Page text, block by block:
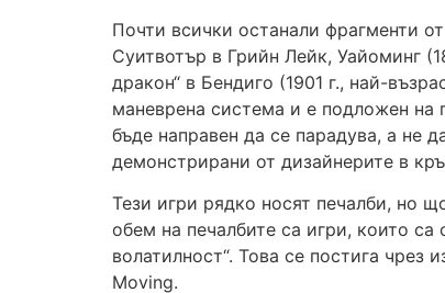
Почти всички останали фрагменти
Суитвотър в Грийн Лейк, Уайоминг
дракон“ в Бендиго (1901 г., най-
маневрена система и е подложен
бъде направен да се парадува, а не
демонстрирани от дизайнерите в
Тези игри рядко носят печалби, но
обем на печалбите са игри, които са
волатилност“. Това се постига чрез
Moving.